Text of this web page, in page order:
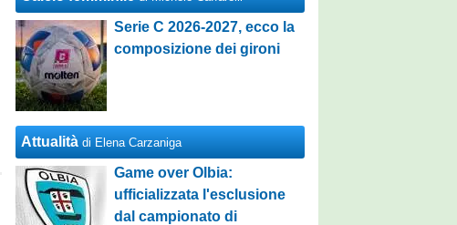
Serie C 2026-2027, ecco la
composizione dei gironi
Attualità di Elena Carzaniga
Game over Olbia:
ufficializzata l'esclusione
dal campionato di